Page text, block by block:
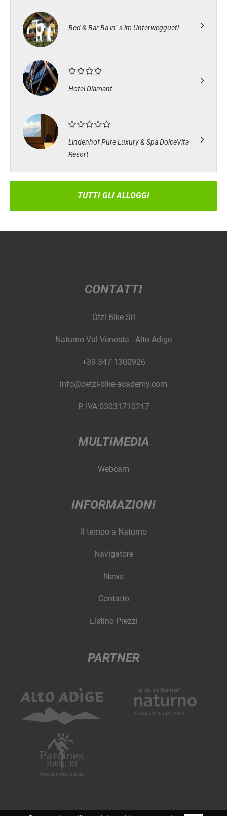
Bed & Bar Ba in` s im Unterwegguetl
Hotel Diamant
Lindenhof Pure Luxury & Spa DolceVita
Resort
TUTTI GLI ALLOGGI
CONTATTI
Ötzi Bike Srl
Naturno Val Venosta - Alto Adige
+39 347 1300926
info@oetzi-bike-academy.com
P. IVA:03031710217
MULTIMEDIA
Webcam
INFORMAZIONI
Il tempo a Naturno
Navigatore
News
Contatto
Listino Prezzi
PARTNER